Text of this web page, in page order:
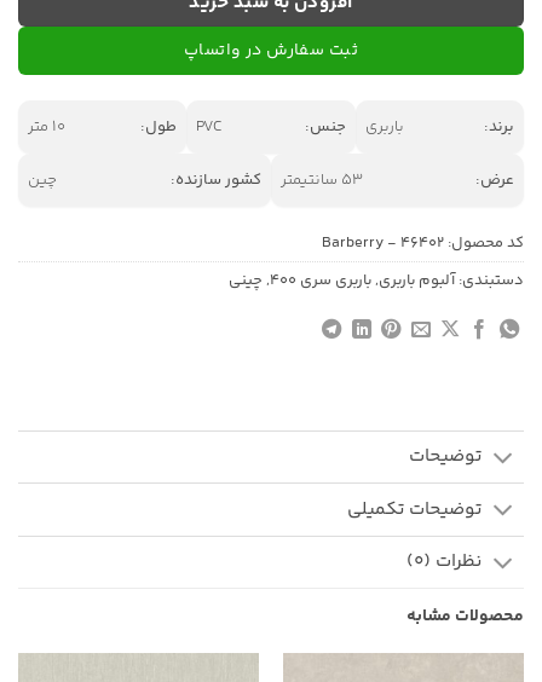
ثبت سفارش در واتساپ
برند: باربری جنس: PVC طول: 10 متر
عرض: 53 سانتیمتر کشور سازنده: چین
کد محصول: Barberry - 46402
دستبندی:آلبوم باربری,باربری سری 400 , چینی
توضیحات
توضیحات تکمیلی
نظرات (0)
محصولات مشابه